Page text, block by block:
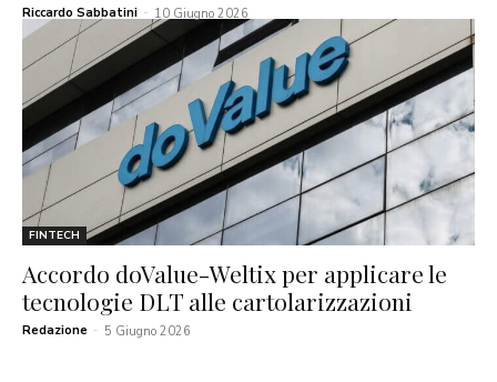
Riccardo Sabbatini - 10 Giugno 2026
FINTECH
Accordo doValue-Weltix per applicare le
tecnologie DLT alle cartolarizzazioni
Redazione - 5 Giugno 2026